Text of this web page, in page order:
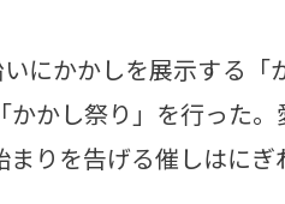
にかかしを展示する「
かかし祭り」を行った
りを告げる催しはにぎ